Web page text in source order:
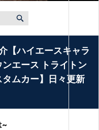
【ハイエースキャラ
エース トライトン
ムカー】日々更新
~